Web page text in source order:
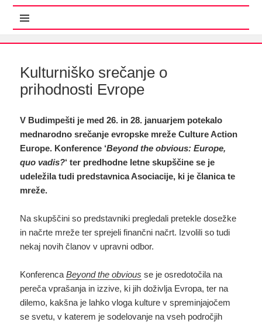
Kulturniško srečanje o
prihodnosti Evrope
V Budimpešti je med 26. in 28. januarjem potekalo
mednarodno srečanje evropske mreže Culture Action
Europe. Konference ‘Beyond the obvious: Europe,
quo vadis?‘ ter predhodne letne skupščine se je
udeležila tudi predstavnica Asociacije, ki je članica te
mreže.
Na skupščini so predstavniki pregledali pretekle dosežke
in načrte mreže ter sprejeli finančni načrt. Izvolili so tudi
nekaj novih članov v upravni odbor.
KonferencaBeyond the obvious se je osredotočila na
pereča vprašanja in izzive, ki jih doživlja Evropa, ter na
dilemo, kakšna je lahko vloga kulture v spreminjajočem
se svetu, v katerem je sodelovanje na vseh področjih